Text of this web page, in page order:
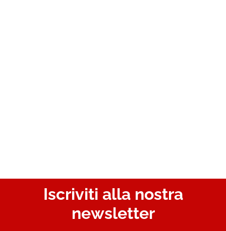
Iscriviti alla nostra
newsletter